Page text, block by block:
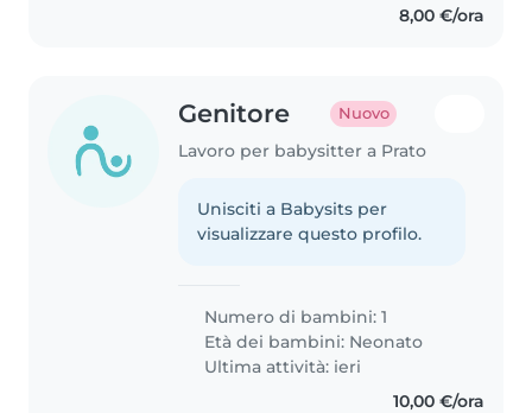
8,00 €/ora
Genitore Nuovo
Lavoro per babysitter a Prato
Unisciti a Babysits per
visualizzare questo profilo.
Numero di bambini: 1
Età dei bambini: Neonato
Ultima attività: ieri
10,00 €/ora